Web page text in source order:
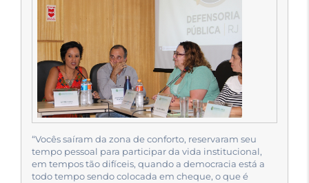
“Vocês saíram da zona de conforto, reservaram seu
tempo pessoal para participar da vida institucional,
em tempos tão difíceis, quando a democracia está a
todo tempo sendo colocada em cheque, o que é